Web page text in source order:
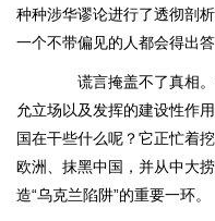
种种涉华谬论进行了透彻剖
一个不带偏见的人都会得出答
谎言掩盖不了真相。
允立场以及发挥的建设性作
国在干些什么呢？它正忙着
欧洲、抹黑中国，并从中大
造“乌克兰陷阱”的重要一环。